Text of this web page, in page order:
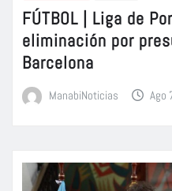
FÚTBOL | Liga de
eliminación por
Barcelona
ManabiNoticias Ago